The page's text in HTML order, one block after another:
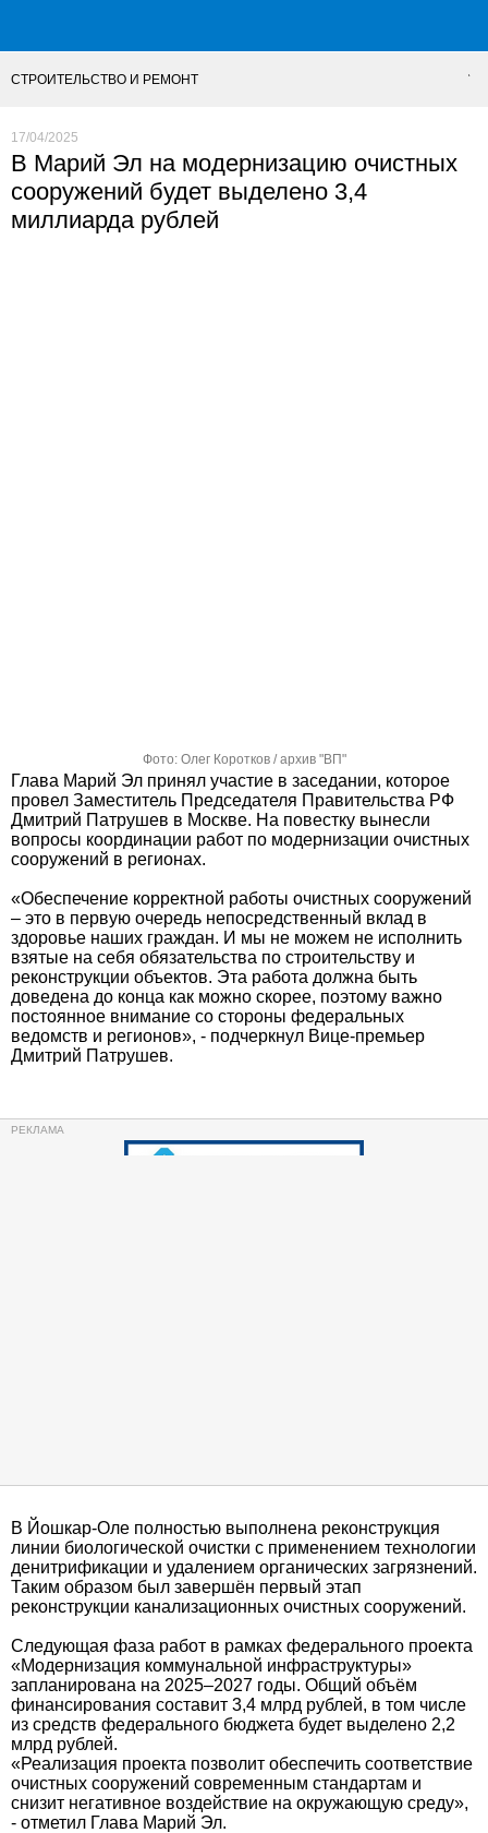
СТРОИТЕЛЬСТВО И РЕМОНТ
17/04/2025
В Марий Эл на модернизацию очистных
сооружений будет выделено 3,4
миллиарда рублей
Фото: Олег Коротков / архив "ВП"
Глава Марий Эл принял участие в заседании, которое
провел Заместитель Председателя Правительства РФ
Дмитрий Патрушев в Москве. На повестку вынесли
вопросы координации работ по модернизации очистных
сооружений в регионах.
«Обеспечение корректной работы очистных сооружений
– это в первую очередь непосредственный вклад в
здоровье наших граждан. И мы не можем не исполнить
взятые на себя обязательства по строительству и
реконструкции объектов. Эта работа должна быть
доведена до конца как можно скорее, поэтому важно
постоянное внимание со стороны федеральных
ведомств и регионов», - подчеркнул Вице-премьер
Дмитрий Патрушев.
В Йошкар-Оле полностью выполнена реконструкция
линии биологической очистки с применением технологии
денитрификации и удалением органических загрязнений.
Таким образом был завершён первый этап
реконструкции канализационных очистных сооружений.
Следующая фаза работ в рамках федерального проекта
«Модернизация коммунальной инфраструктуры»
запланирована на 2025–2027 годы. Общий объём
финансирования составит 3,4 млрд рублей, в том числе
из средств федерального бюджета будет выделено 2,2
млрд рублей.
«Реализация проекта позволит обеспечить соответствие
очистных сооружений современным стандартам и
снизит негативное воздействие на окружающую среду»,
- отметил Глава Марий Эл.